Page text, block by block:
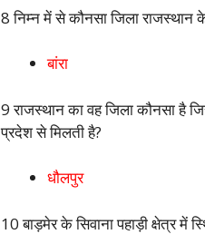
8 निम्न में से कौनसा जिला राजस्थान के
बांरा
9 राजस्थान का वह जिला कौनसा है
प्रदेश से मिलती है?
धौलपुर
10 बाड़मेर के सिवाना पहाड़ी क्षेत्र में